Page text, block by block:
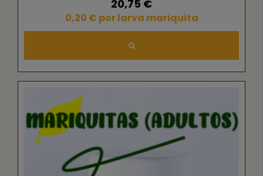
20,75 €
0,20 € por larva mariquita